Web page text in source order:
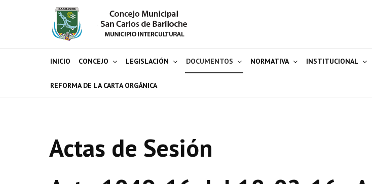
INICIO CONCEJO LEGISLACIÓN DOCUMENTOS NORMATIVA INSTITUCIONAL
REFORMA DE LA CARTA ORGÁNICA
Actas de Sesión